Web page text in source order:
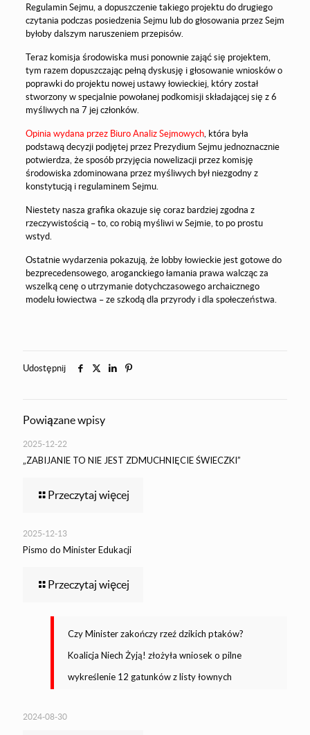
Regulamin Sejmu, a dopuszczenie takiego projektu do drugiego
czytania podczas posiedzenia Sejmu lub do głosowania przez Sejm
byłoby dalszym naruszeniem przepisów.
Teraz komisja środowiska musi ponownie zająć się projektem,
tym razem dopuszczając pełną dyskusję i głosowanie wniosków o
poprawki do projektu nowej ustawy łowieckiej, który został
stworzony w specjalnie powołanej podkomisji składającej się z 6
myśliwych na 7 jej członków.
Opinia wydana przez Biuro Analiz Sejmowych, która była
podstawą decyzji podjętej przez Prezydium Sejmu jednoznacznie
potwierdza, że sposób przyjęcia nowelizacji przez komisję
środowiska zdominowana przez myśliwych był niezgodny z
konstytucją i regulaminem Sejmu.
Niestety nasza grafika okazuje się coraz bardziej zgodna z
rzeczywistością – to, co robią myśliwi w Sejmie, to po prostu
wstyd.
Ostatnie wydarzenia pokazują, że lobby łowieckie jest gotowe do
bezprecedensowego, aroganckiego łamania prawa walcząc za
wszelką cenę o utrzymanie dotychczasowego archaicznego
modelu łowiectwa – ze szkodą dla przyrody i dla społeczeństwa.
Udostępnij
Powiązane wpisy
2025-12-22
„ZABIJANIE TO NIE JEST ZDMUCHNIĘCIE ŚWIECZKI”
Przeczytaj więcej
2025-12-13
Pismo do Minister Edukacji
Przeczytaj więcej
Czy Minister zakończy rzeź dzikich ptaków?
Koalicja Niech Żyją! złożyła wniosek o pilne
wykreślenie 12 gatunków z listy łownych
2024-08-30